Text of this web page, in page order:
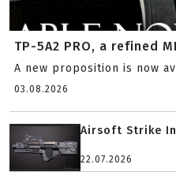
TP-5A2 PRO, a refined
A new proposition is now
03.08.2026
Airsoft Strike
22.07.2026